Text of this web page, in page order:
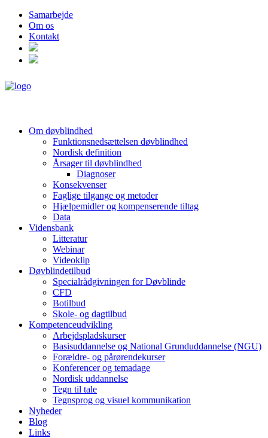
Samarbejde
Om os
Kontakt
Om døvblindhed
Funktionsnedsættelsen døvblindhed
Nordisk definition
Årsager til døvblindhed
Diagnoser
Konsekvenser
Faglige tilgange og metoder
Hjælpemidler og kompenserende tiltag
Data
Vidensbank
Litteratur
Webinar
Videoklip
Døvblindetilbud
Specialrådgivningen for Døvblinde
CFD
Botilbud
Skole- og dagtilbud
Kompetenceudvikling
Arbejdspladskurser
Basisuddannelse og National Grunduddannelse (NGU)
Forældre- og pårørendekurser
Konferencer og temadage
Nordisk uddannelse
Tegn til tale
Tegnsprog og visuel kommunikation
Nyheder
Blog
Links